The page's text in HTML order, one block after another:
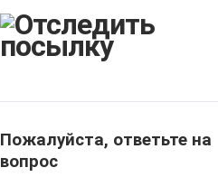
Пожалуйста, ответьте на
вопрос